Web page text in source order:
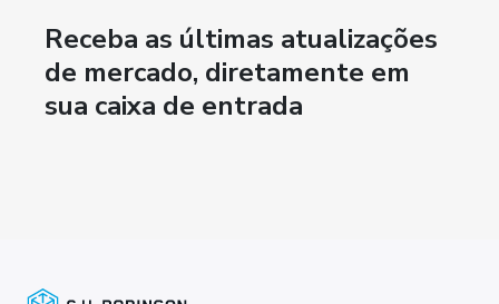
Receba as últimas atualizações
de mercado, diretamente em
sua caixa de entrada